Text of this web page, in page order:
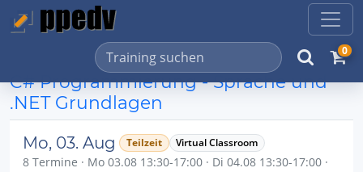
0
C# Programmierung - Sprache und
.NET Grundlagen
Mo, 03. Aug Teilzeit Virtual Classroom
8 Termine · Mo 03.08 13:30-17:00 · Di 04.08 13:30-17:00 ·